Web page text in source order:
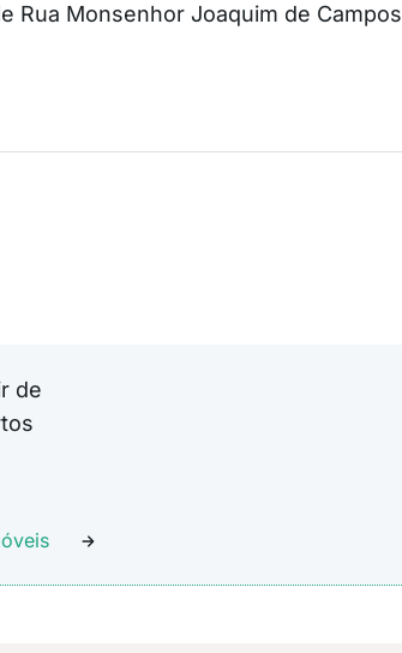
Rua Monsenhor Joaquim de Campos
de